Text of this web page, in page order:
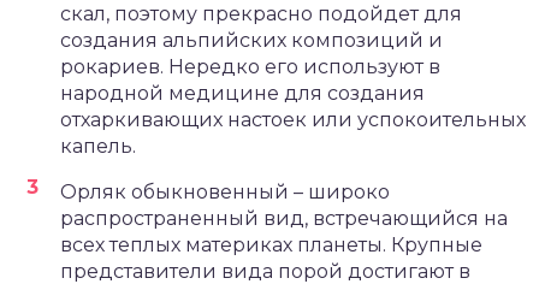
скал, поэтому прекрасно подойдет для
создания альпийских композиций и
рокариев. Нередко его используют в
народной медицине для создания
отхаркивающих настоек или успокоительных
капель.
Орляк обыкновенный – широко
распространенный вид, встречающийся на
всех теплых материках планеты. Крупные
представители вида порой достигают в